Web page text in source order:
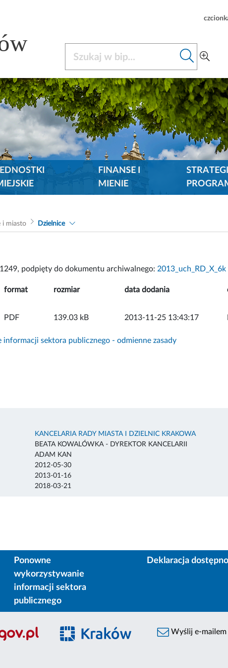
FINANSE I
MIENIE
i miasto Dzielnice
podpięty do dokumentu archiwalnego: 2013_uch_RD_X_6k
format rozmiar data dodania
PDF 139.03 kB 2013-11-25 13:43:17
sektora publicznego - odmienne zasady
KANCELARIA RADY MIASTA I DZIELNIC KRAKOWA
BEATA KOWALÓWKA - DYREKTOR KANCELARII
ADAM KAN
2012-05-30
2013-01-16
2018-03-21
Ponowne
wykorzystywanie
informacji sektora
publicznego
Deklaracja
Wyślij e-mailem